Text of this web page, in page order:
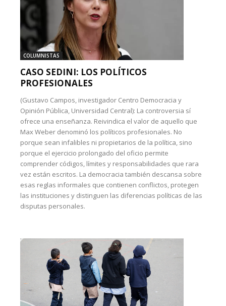
COLUMNISTAS
CASO SEDINI: LOS POLÍTICOS
PROFESIONALES
(Gustavo Campos, investigador Centro Democracia y
Opinión Pública, Universidad Central): La controversia sí
ofrece una enseñanza. Reivindica el valor de aquello que
Max Weber denominó los políticos profesionales. No
porque sean infalibles ni propietarios de la política, sino
porque el ejercicio prolongado del oficio permite
comprender códigos, límites y responsabilidades que rara
vez están escritos. La democracia también descansa sobre
esas reglas informales que contienen conflictos, protegen
las instituciones y distinguen las diferencias políticas de las
disputas personales.